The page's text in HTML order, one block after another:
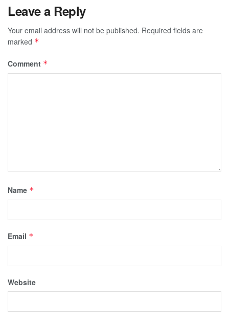
Leave a Reply
Your email address will not be published. Required fields are
marked *
Comment *
Name *
Email *
Website